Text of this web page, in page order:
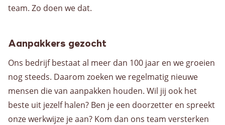
team. Zo doen we dat.
Aanpakkers gezocht
Ons bedrijf bestaat al meer dan 100 jaar en we groeien
nog steeds. Daarom zoeken we regelmatig nieuwe
mensen die van aanpakken houden. Wil jij ook het
beste uit jezelf halen? Ben je een doorzetter en spreekt
onze werkwijze je aan? Kom dan ons team versterken